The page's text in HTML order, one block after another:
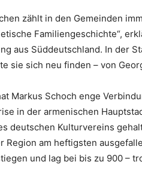
zählt in den Gemeinden
Familiengeschichte“,
aus Süddeutschland. In der
sie sich neu finden – von
Markus Schoch enge
in der armenischen
deutschen Kulturvereins
Region am heftigsten
und lag bei bis zu 900 –